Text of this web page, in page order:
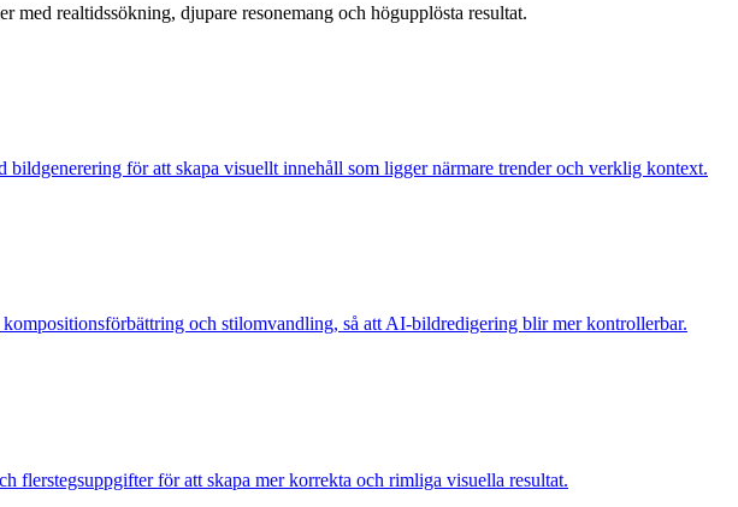
med realtidssökning, djupare resonemang och högupplösta resultat.
för att skapa visuellt innehåll som ligger närmare trender och verklig kontext.
och stilomvandling, så att AI-bildredigering blir mer kontrollerbar.
flerstegsuppgifter för att skapa mer korrekta och rimliga visuella resultat.